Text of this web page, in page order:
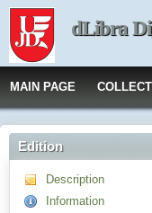
dLibra
MAIN PAGE
Edition
Description
Information